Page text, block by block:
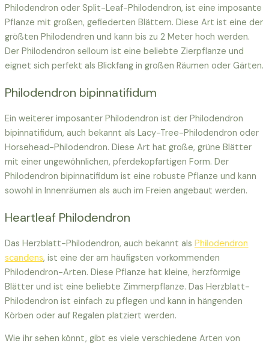
Philodendron oder Split-Leaf-Philodendron, ist eine imposante
Pflanze mit großen, gefiederten Blättern. Diese Art ist eine der
größten Philodendren und kann bis zu 2 Meter hoch werden.
Der Philodendron selloum ist eine beliebte Zierpflanze und
eignet sich perfekt als Blickfang in großen Räumen oder Gärten.
Philodendron bipinnatifidum
Ein weiterer imposanter Philodendron ist der Philodendron
bipinnatifidum, auch bekannt als Lacy-Tree-Philodendron oder
Horsehead-Philodendron. Diese Art hat große, grüne Blätter
mit einer ungewöhnlichen, pferdekopfartigen Form. Der
Philodendron bipinnatifidum ist eine robuste Pflanze und kann
sowohl in Innenräumen als auch im Freien angebaut werden.
Heartleaf Philodendron
Das Herzblatt-Philodendron, auch bekannt als Philodendron
scandens, ist eine der am häufigsten vorkommenden
Philodendron-Arten. Diese Pflanze hat kleine, herzförmige
Blätter und ist eine beliebte Zimmerpflanze. Das Herzblatt-
Philodendron ist einfach zu pflegen und kann in hängenden
Körben oder auf Regalen platziert werden.
Wie ihr sehen könnt, gibt es viele verschiedene Arten von